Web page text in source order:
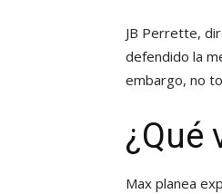
JB Perrette,
defendido la
embargo, no
¿Qué
Max planea